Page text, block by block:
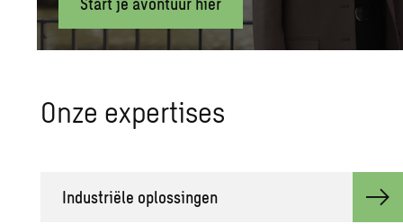
Onze ex­per­ti­ses
In­du­striële op­los­sin­gen